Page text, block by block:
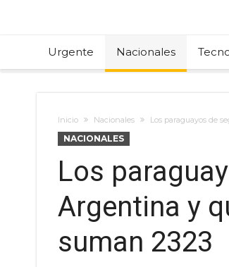
Urgente Nacionales
Inicio Nacionales Los paraguayos de
NACIONALES
Los
Argentina y
suman 2323